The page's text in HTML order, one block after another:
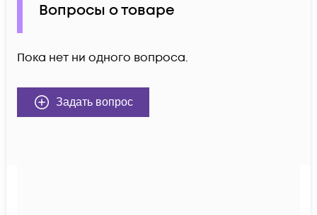
Вопросы о товаре
Пока нет ни одного вопроса.
Задать вопрос